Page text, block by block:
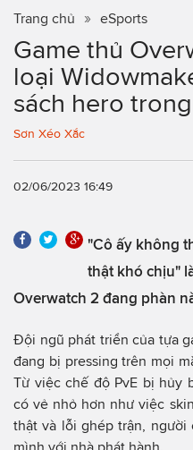
Trang chủ eSports
Game thủ
loại
sách hero
Sơn Xéo Xắc
02/06/2023 16:49
"Cô ấy không
thật khó chịu"
Overwatch 2 đang phàn
Đội ngũ phát triển của tựa
đang bị pressing trên mọi
Từ việc chế độ PvE bị hủy
có vẻ nhỏ hơn như việc
thật và lỗi ghép trận, người
mình với nhà phát hành.